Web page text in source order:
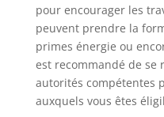
pour encourager les
peuvent prendre la
primes énergie ou
est recommandé de se
autorités compétentes
auxquels vous êtes